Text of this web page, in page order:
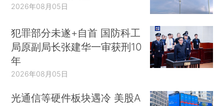
2026年08月05日
犯罪部分未遂+自首 国防科工
局原副局长张建华一审获刑10
年
2026年08月05日
光通信等硬件板块遇冷 美股A